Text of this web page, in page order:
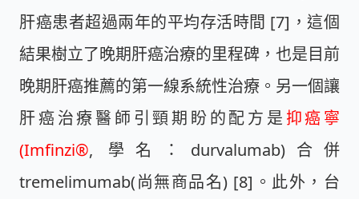
肝癌患者超過兩年的平均存活時間 [7]，這個
結果樹立了晚期肝癌治療的里程碑，也是目前
晚期肝癌推薦的第一線系統性治療 。另一個讓
肝癌治療醫師引頸期盼的配方是 抑癌寧
(Imfinzi®, 學名：durvalumab)合併
tremelimumab(尚無商品名) [8]。此外，台